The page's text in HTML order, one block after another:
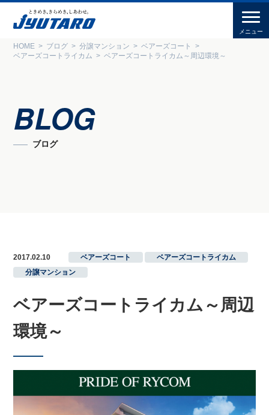
HOME ブログ 分譲マンション
ベアーズコート
ベアーズコートライカム
ベアーズコートライカム～周辺環境～
BLOG
ブログ
2017.02.10 ベアーズコート ベアーズコートライカム
分譲マンション
ベアーズコートライカム～周辺
環境～